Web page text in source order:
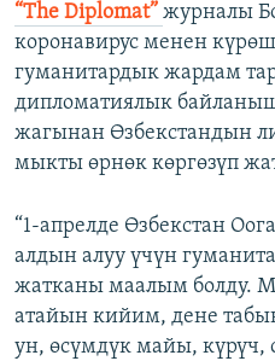
“The Diplomat” журналы
коронавирус менен
гуманитардык жардам
дипломатиялык
жагынан Өзбекстандын
мыкты өрнөк көргөзүп
“1-апрелде Өзбекстан
алдын алуу үчүн
жатканы маалым болду.
атайын кийим, дене
ун, өсүмдүк майы,